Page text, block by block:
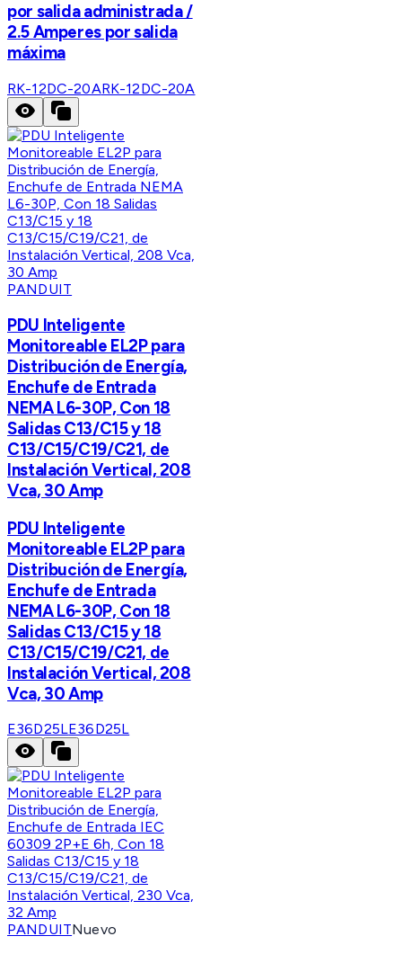
por salida administrada /
2.5 Amperes por salida
máxima
RK-12DC-20ARK-12DC-20A
PANDUIT
PDU Inteligente
Monitoreable EL2P para
Distribución de Energía,
Enchufe de Entrada
NEMA L6-30P, Con 18
Salidas C13/C15 y 18
C13/C15/C19/C21, de
Instalación Vertical, 208
Vca, 30 Amp
PDU Inteligente
Monitoreable EL2P para
Distribución de Energía,
Enchufe de Entrada
NEMA L6-30P, Con 18
Salidas C13/C15 y 18
C13/C15/C19/C21, de
Instalación Vertical, 208
Vca, 30 Amp
E36D25LE36D25L
PANDUITNuevo